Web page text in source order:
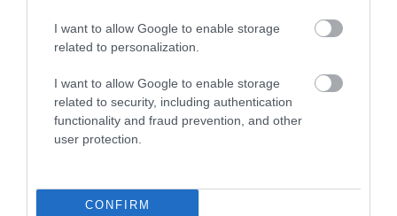
I want to allow Google to enable storage
related to personalization.
I want to allow Google to enable storage
related to security, including authentication
functionality and fraud prevention, and other
user protection.
CONFIRM